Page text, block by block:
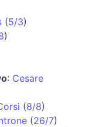
(5/3)
)
: Cesare
(8/8)
(26/7)